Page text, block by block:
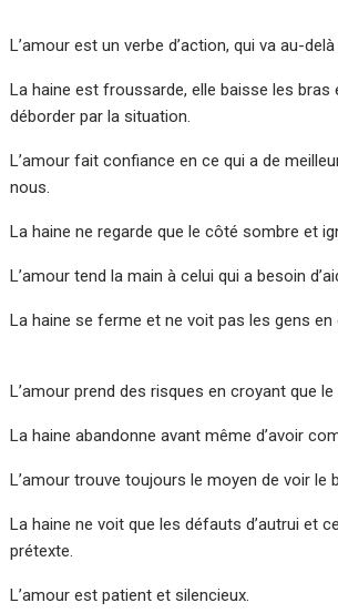
L’amour est un verbe d’action, qui va au-
La haine est froussarde, elle baisse les bras
déborder par la situation.
L’amour fait confiance en ce qui a de
nous.
La haine ne regarde que le côté sombre et
L’amour tend la main à celui qui a besoin
La haine se ferme et ne voit pas les gens en
L’amour prend des risques en croyant que
La haine abandonne avant même d’avoir
L’amour trouve toujours le moyen de voir le
La haine ne voit que les défauts d’autrui et
prétexte.
L’amour est patient et silencieux.